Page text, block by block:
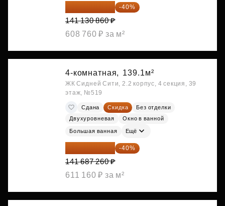
84 678 516 ₽ -40%
141 130 860 ₽
608 760 ₽ за м²
4-комнатная, 139.1м²
ЖК Сидней Сити, 2.2 корпус, 4 секция, 39
этаж, №519
Сдана Скидка
Без отделки
Двухуровневая
Окно в ванной
Большая ванная Ещё
85 012 356 ₽ -40%
141 687 260 ₽
611 160 ₽ за м²